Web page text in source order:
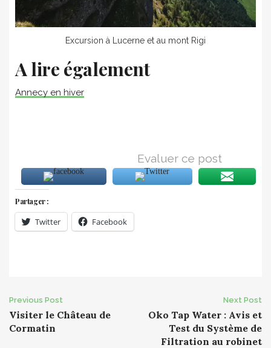
Excursion à Lucerne et au mont Rigi
A lire également
Annecy en hiver
Evaluer ce post
Partager :
Twitter Facebook
Post
navigation
Previous Post
Visiter le Château de
Cormatin
Next Post
Oko Tap Water : Avis et
Test du Système de
Filtration au robinet